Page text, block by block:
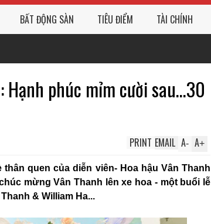
BẤT ĐỘNG SÀN TIÊU ĐIỂM TÀI CHÍNH
Hạnh phúc mỉm cười sau…30
A+
A-
EMAIL
PRINT
quen của diễn viên- Hoa hậu Vân Thanh
mừng Vân Thanh lên xe hoa - một buổi lễ
& William Ha...